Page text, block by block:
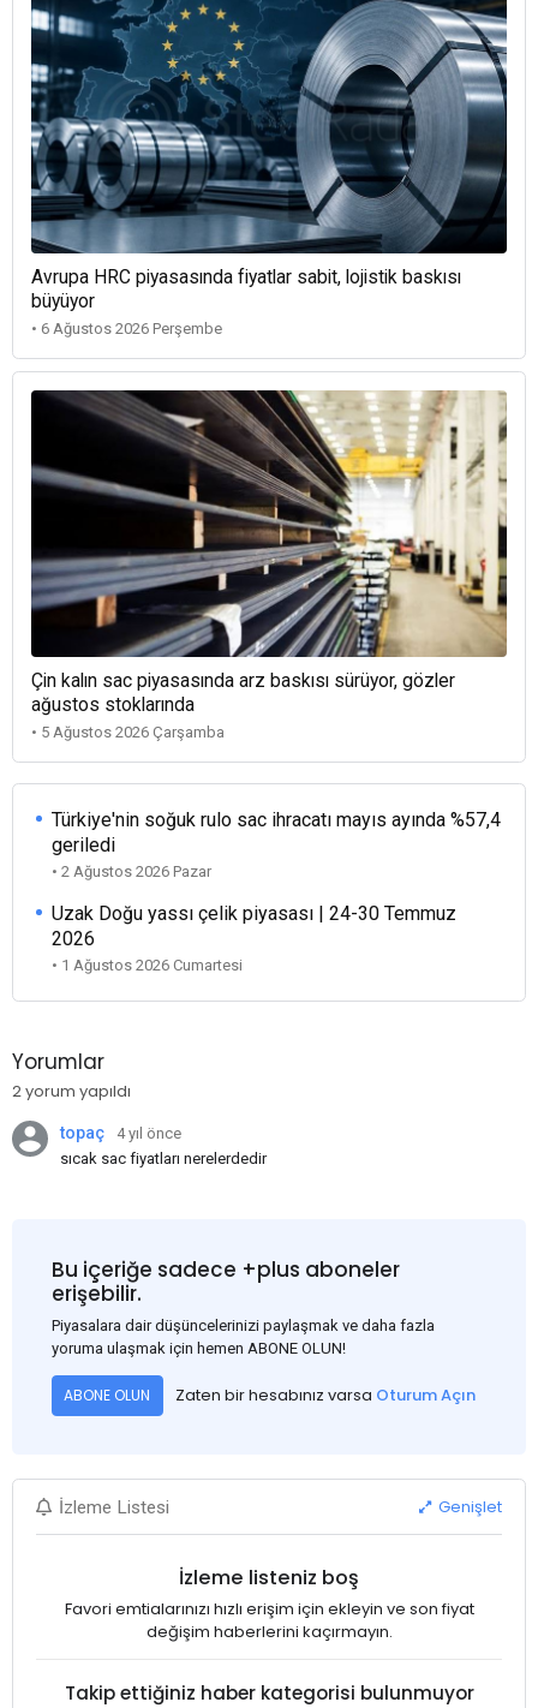
Avrupa HRC piyasasında fiyatlar sabit, lojistik baskısı
büyüyor
• 6 Ağustos 2026 Perşembe
Çin kalın sac piyasasında arz baskısı sürüyor, gözler
ağustos stoklarında
• 5 Ağustos 2026 Çarşamba
Türkiye'nin soğuk rulo sac ihracatı mayıs ayında %57,4
geriledi
• 2 Ağustos 2026 Pazar
Uzak Doğu yassı çelik piyasası | 24-30 Temmuz
2026
• 1 Ağustos 2026 Cumartesi
Yorumlar
2 yorum yapıldı
topaç
4 yıl önce
sıcak sac fiyatları nerelerdedir
Bu içeriğe sadece +plus aboneler
erişebilir.
Piyasalara dair düşüncelerinizi paylaşmak ve daha fazla
yoruma ulaşmak için hemen ABONE OLUN!
ABONE OLUN Zaten bir hesabınız varsa Oturum Açın
İzleme Listesi Genişlet
İzleme listeniz boş
Favori emtialarınızı hızlı erişim için ekleyin ve son fiyat
değişim haberlerini kaçırmayın.
Takip ettiğiniz haber kategorisi bulunmuyor